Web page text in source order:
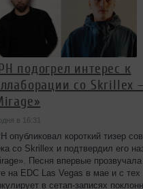
подогрел интерес к
со Skrillex
в 16:31
опубликовал короткий тизер
со Skrillex и подтвердил его
Песня впервые прозвучала
на EDC Las Vegas в мае и с тех
в сетап-записях